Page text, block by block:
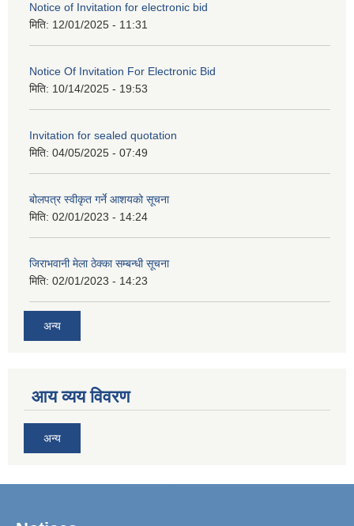
Notice of Invitation for electronic bid
मिति: 12/01/2025 - 11:31
Notice Of Invitation For Electronic Bid
मिति: 10/14/2025 - 19:53
Invitation for sealed quotation
मिति: 04/05/2025 - 07:49
बोलपत्र स्वीकृत गर्ने आशयको सूचना
मिति: 02/01/2023 - 14:24
जिराभवानी मेला ठेक्का सम्बन्धी सूचना
मिति: 02/01/2023 - 14:23
अन्य
आय व्यय विवरण
अन्य